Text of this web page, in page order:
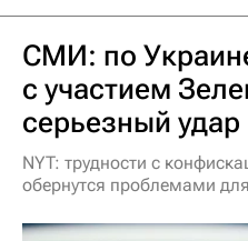
СМИ: по
с участием
серьезный удар
NYT: трудности с
обернутся проблемами